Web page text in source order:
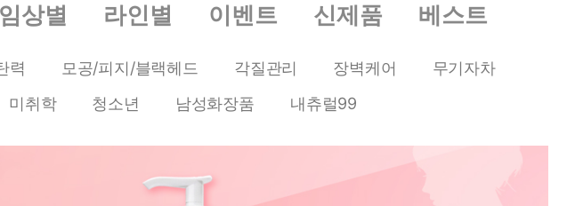
EGF/FGF/IGF
콜라겐
히알루론산
중성
지성
시사모
상품문의
시드물통신
장바구니
임상별 라인별 이벤트 신제품 베스트
력 모공/피지/블랙헤드 각질관리 장벽케어
무기자차
미취학 청소년 남성화장품 내츄럴99